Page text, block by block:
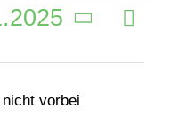
Liste